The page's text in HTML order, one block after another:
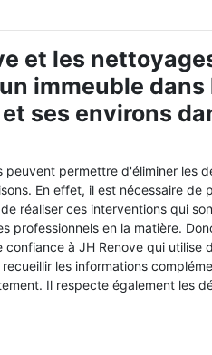
et les
immeuble dans
ses environs
peuvent permettre d'éliminer les
En effet, il est nécessaire de
réaliser ces interventions qui
professionnels en la matière.
confiance à JH Renove qui utilise
les informations
Il respecte également les